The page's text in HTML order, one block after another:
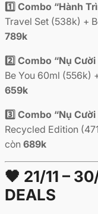
1️⃣ Combo “Hành
Travel Set (538k) +
789k
2️⃣ Combo “Nụ
Be You 60ml (556k)
659k
3️⃣ Combo “Nụ
Recycled Edition
còn 689k
🖤 21/11 –
DEALS